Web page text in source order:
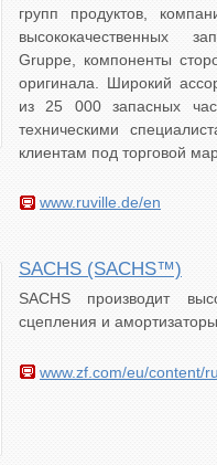
групп продуктов,
высококачественных
Gruppe, компоненты
оригинала. Широкий
из 25 000 запасных
техническими
клиентам под торговой
www.ruville.de/en
SACHS (SACHS™)
SACHS производит
сцепления и
www.zf.com/eu/content/